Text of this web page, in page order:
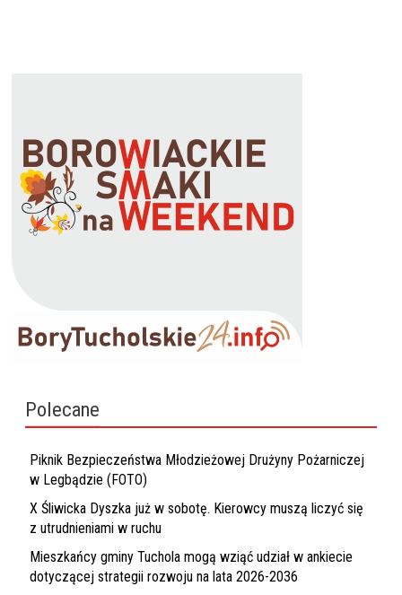
Polecane
Piknik Bezpieczeństwa Młodzieżowej Drużyny Pożarniczej
w Legbądzie (FOTO)
X Śliwicka Dyszka już w sobotę. Kierowcy muszą liczyć się
z utrudnieniami w ruchu
Mieszkańcy gminy Tuchola mogą wziąć udział w ankiecie
dotyczącej strategii rozwoju na lata 2026-2036